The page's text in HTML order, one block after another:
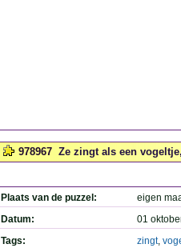
978967 Ze zingt als een
Plaats van de puzzel:
eigen
Datum:
01
Tags:
zingt,